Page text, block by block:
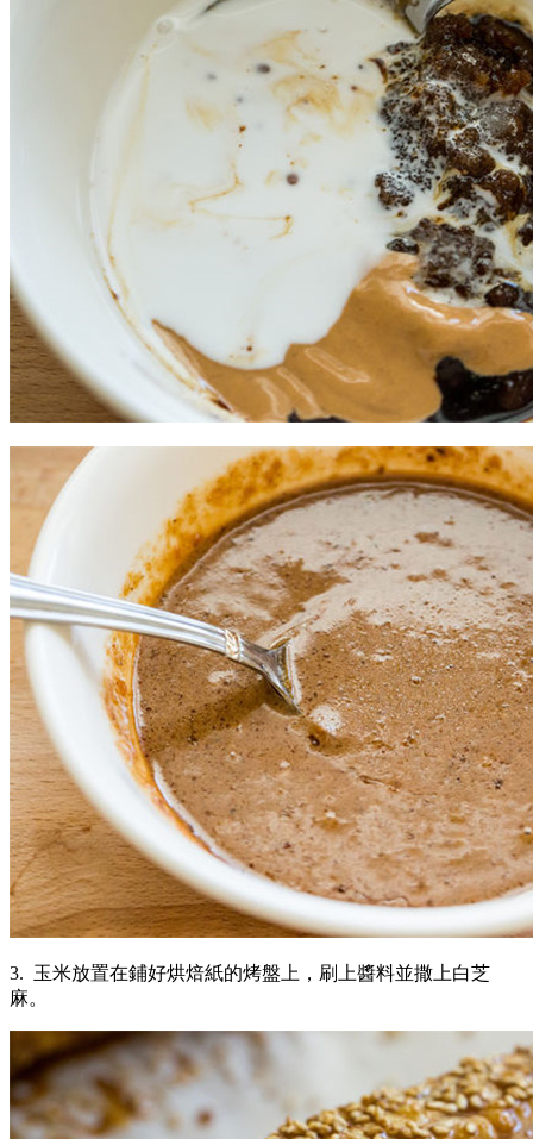
3. 玉米放置在鋪好烘焙紙的烤盤上，刷上醬料並撒上白芝
麻。